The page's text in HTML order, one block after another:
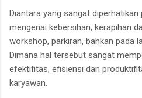
Diantara yang sangat diperhatikan
mengenai kebersihan, kerapihan
workshop, parkiran, bahkan pada
Dimana hal tersebut sangat
efektifitas, efisiensi dan
karyawan.